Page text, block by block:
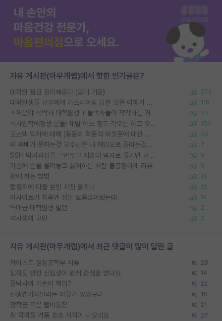
자유 게시판(아무개랩)에서 핫한 인기글은?
대학원 월급 정리해준다 (공대 기준) 275
대학원생들 교수에게 가스라이팅 당한 것은 이해가 갑니다. 안타깝네요. 119
소재분야 석박사 대학원생 + 물박사들이 착각하는 거 77
석사입학예정생 분들! 제발 어느 정도 각오는 하고 오세요. 156
포스텍 억까에 대해 (동문의 학문적 아웃풋에 대한 반박) 50
왜 후배가 못하는걸 교수님은 내 책임으로 돌리는걸까요? 7
SSH 박사과정을 그만두고 지방대 박사로 옮기면 교수의 꿈은 끝일까요? 9
가슴에 손을 올려놓고 싫어하는 사람 불공정하게 리뷰 9
편애 하는 방법 16
랩홈피에 다들 본인 사진 올리냐 13
이사이트가 처음엔 정말 도움많이됐는데 14
역대급 대학원생 빌런 2
석사생의 고민 2
자유 게시판(아무개랩)에서 최근 댓글이 많이 달린 글
카이스트 경영공학부 서류 28
입학도 안한 신입생이 원래 관심을 받나요 14
물박사의 기준이 뭐임? 22
신생랩가지말라는 이유가 있었구나 16
장학금 모은 랩비통장 21
AI 학회들 거품 슬슬 지적이 나오네요 27